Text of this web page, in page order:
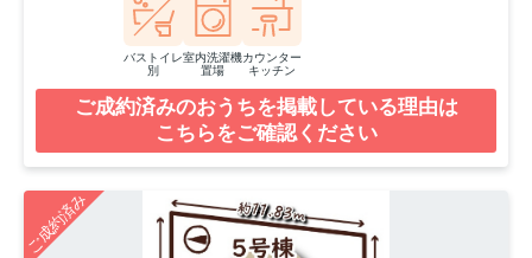
バストイレ
別
室内洗濯機
置場
カウンター
キッチン
ご成約済みのおうちを掲載している理由は
こちらをご確認ください
ご成約済み